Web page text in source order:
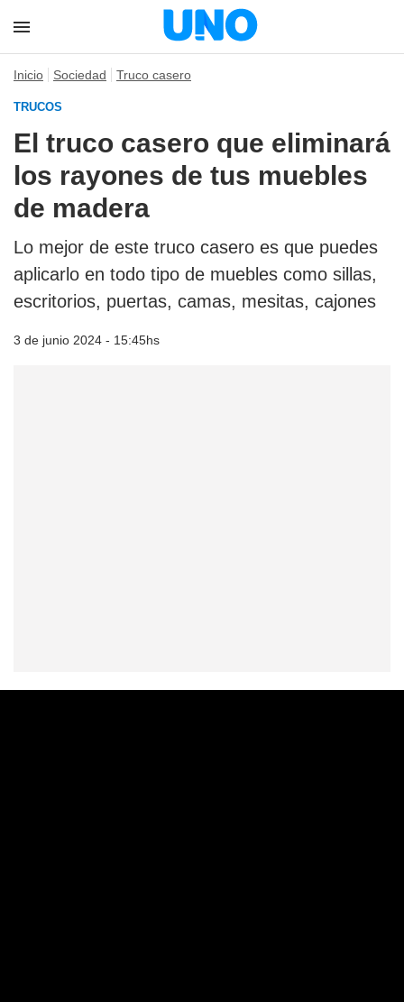
Inicio Sociedad Truco casero
TRUCOS
El truco casero que eliminará
los rayones de tus muebles
de madera
Lo mejor de este truco casero es que puedes
aplicarlo en todo tipo de muebles como sillas,
escritorios, puertas, camas, mesitas, cajones
3 de junio 2024 - 15:45hs